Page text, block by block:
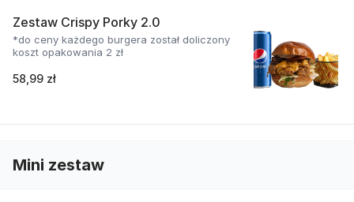
Zestaw Crispy Porky 2.0
*do ceny każdego burgera został doliczony
koszt opakowania 2 zł
58,99 zł
Mini zestaw